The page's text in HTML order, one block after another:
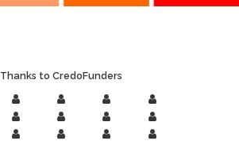
Thanks to CredoFunders